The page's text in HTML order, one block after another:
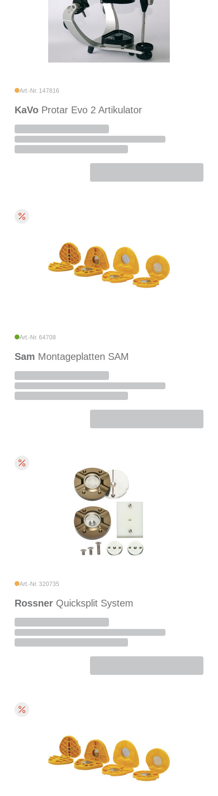
Art.-Nr. 147816
KaVo Protar Evo 2 Artikulator
Art.-Nr. 64708
Sam Montageplatten SAM
Art.-Nr. 320735
Rossner Quicksplit System